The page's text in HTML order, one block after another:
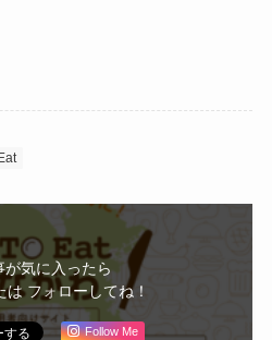
が気に入ったら
は フォローしてね！
Follow Me